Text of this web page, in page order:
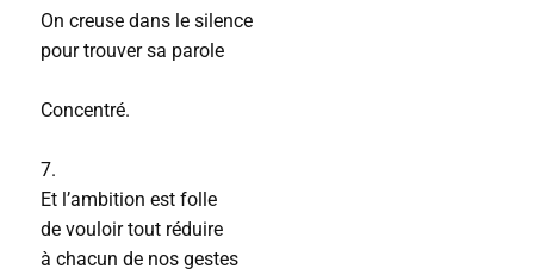
On creuse dans le silence
pour trouver sa parole
Concentré.
7.
Et l’ambition est folle
de vouloir tout réduire
à chacun de nos gestes